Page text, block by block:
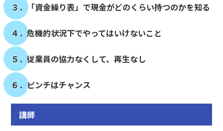
３．「資金繰り表」で現金がどのくらい持つのかを知る
４．危機的状況下でやってはいけないこと
５．従業員の協力なくして、再生なし
６．ピンチはチャンス
講師